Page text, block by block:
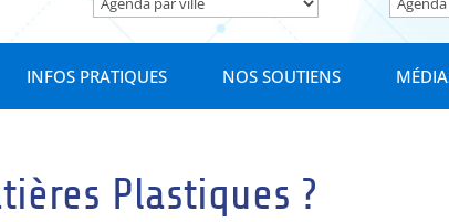
INFOS PRATIQUES NOS SOUTIENS
Plastiques ?